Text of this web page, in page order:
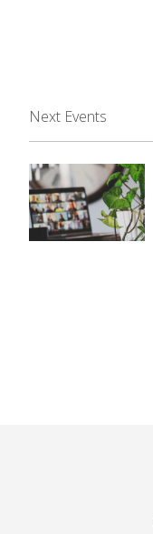
Next Events